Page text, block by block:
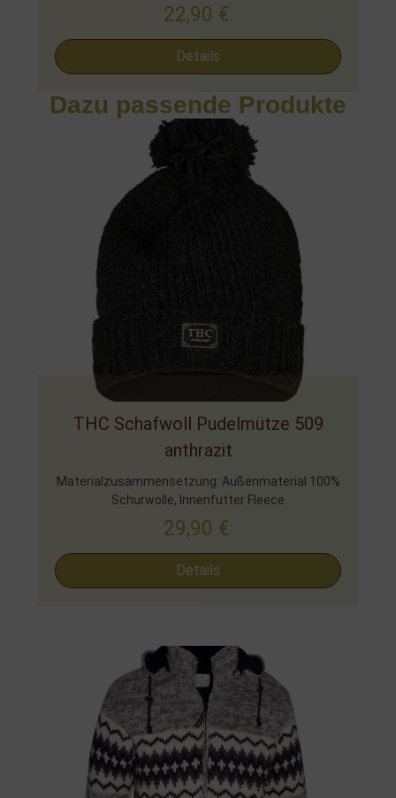
22,90 €
Details
Dazu passende Produkte
THC Schafwoll Pudelmütze 509
anthrazit
Materialzusammensetzung: Außenmaterial 100%
Schurwolle, Innenfutter Fleece
29,90 €
Details